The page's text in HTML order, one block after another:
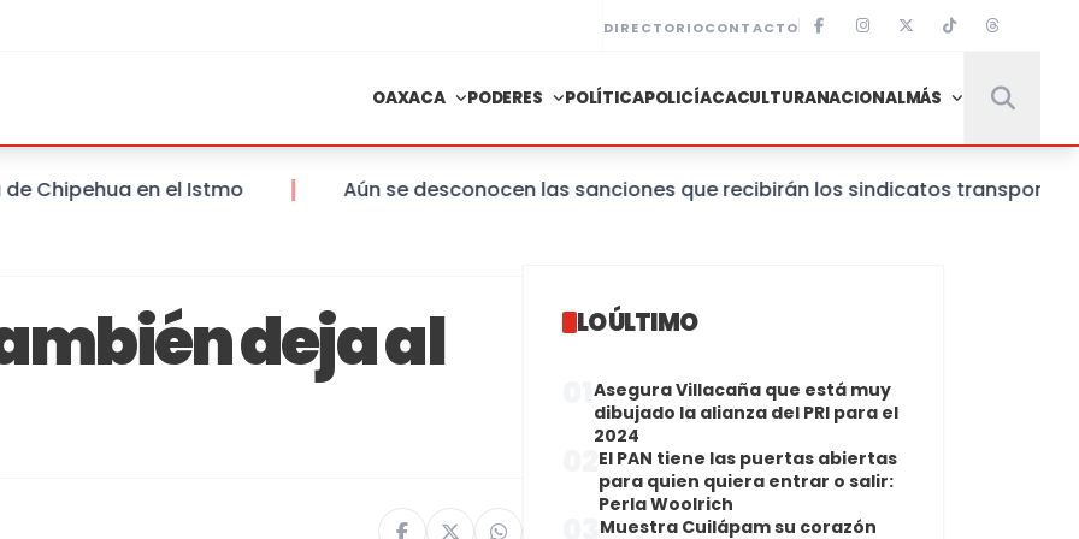
DIRECTORIOCONTACTO
OAXACA PODERES POLÍTICAPOLICÍACACULTURANACIONALMÁS
en el Istmo Aún se desconocen las sanciones que recibirán los sindicatos transportistas
deja al LO ÚLTIMO
Asegura Villacaña que está muy
dibujado la alianza del PRI para el
2024
El PAN tiene las puertas abiertas
para quien quiera entrar o salir:
Perla Woolrich
Muestra Cuilápam su corazón